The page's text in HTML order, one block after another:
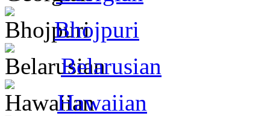
Bhojpuri
Belarusian
Hawaiian